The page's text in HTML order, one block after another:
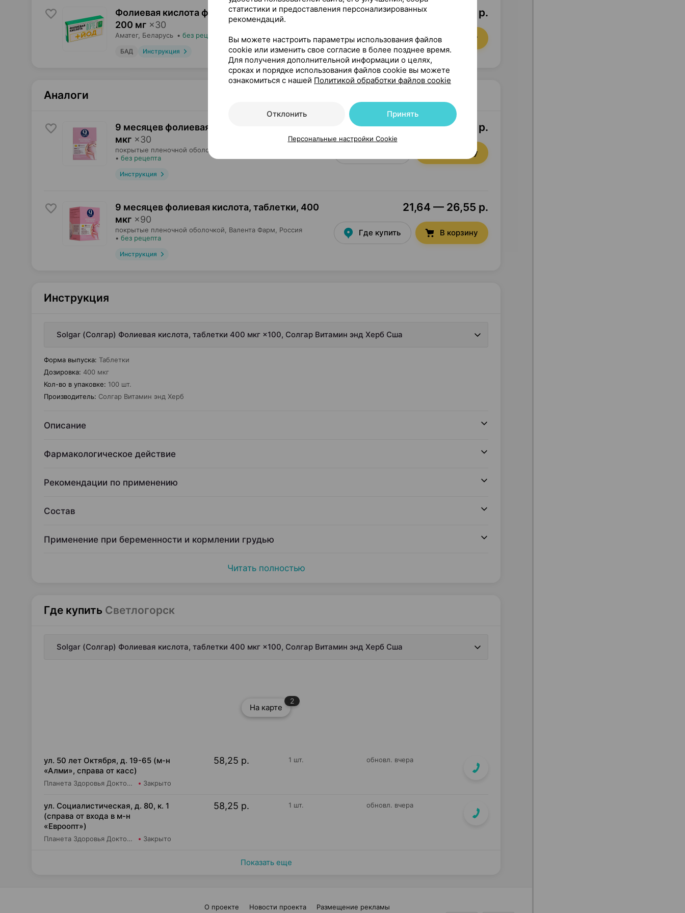
Фолиевая кислота форте с йодом, таблетки,
200 мг ×30
Аматег, Беларусь • без рецепта
БАД Инструкция
4,47 р.
Где купить В корзину
Аналоги
9 месяцев фолиевая кислота, таблетки
мкг ×30
покрытые пленочной оболочкой,
• без рецепта
Инструкция
7,54 — 10,88 р.
В корзину
9 месяцев фолиевая кислота, таблетки, 400
мкг ×90
покрытые пленочной оболочкой, Валента Фарм , Россия
• без рецепта
Инструкция
21,64 — 26,55 р.
Где купить В корзину
Инструкция
Solgar (Солгар) Фолиевая кислота, таблетки 400 мкг ×100, Солгар Витамин энд Херб Сша
Форма выпуска: Таблетки
Дозировка: 400 мкг
Кол-во в упаковке: 100 шт.
Производитель: Солгар Витамин энд Херб
Описание
Фармакологическое действие
Рекомендации по применению
Состав
Применение при беременности и кормлении грудью
Читать полностью
Где купить Светлогорск
Solgar (Солгар) Фолиевая кислота, таблетки 400 мкг ×100, Солгар Витамин энд Херб Сша
На карте
2
ул. 50 лет Октября, д. 19-65 (м-н
«Алми», справа от касс)
Планета Здоровья Доктор Время ООО Аптека №24 Закрыто
58,25 р. 1 шт. обновл. вчера
ул. Социалистическая, д. 80, к. 1
(справа от входа в м-н
«Евроопт»)
Планета Здоровья Доктор Время ООО Аптека №41 Закрыто
58,25 р. 1 шт. обновл. вчера
Показать еще
О проекте Новости проекта Размещение рекламы
статистики и предоставления персонализированных
рекомендаций.
Вы можете настроить параметры использования файлов
cookie или изменить свое согласие в более позднее время.
Для получения дополнительной информации о целях,
сроках и порядке использования файлов cookie вы можете
ознакомиться с нашей Политикой обработки файлов cookie
Отклонить Принять
Персональные настройки Cookie